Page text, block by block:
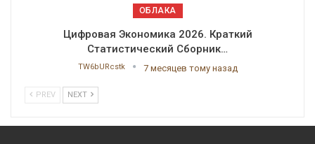
ОБЛАКА
Цифровая Экономика 2026. Краткий
Статистический Сборник…
TW6bURcstk 7 месяцев тому назад
PREV NEXT